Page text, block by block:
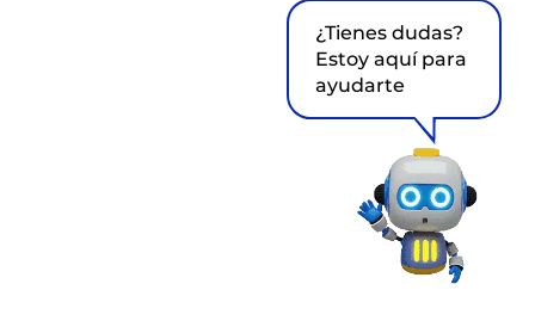
¿Tienes dudas?
Estoy aquí para
ayudarte